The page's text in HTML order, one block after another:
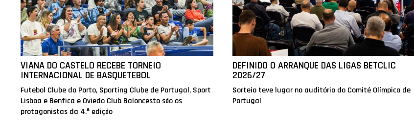
VIANA DO CASTELO RECEBE TORNEIO
INTERNACIONAL DE BASQUETEBOL
Futebol Clube do Porto, Sporting Clube de Portugal, Sport
Lisboa e Benfica e Oviedo Club Baloncesto são os
protagonistas da 4.ª edição
DEFINIDO O ARRANQUE DAS LIGAS BETCLIC
2026/27
Sorteio teve lugar no auditório do Comité Olímpico de
Portugal